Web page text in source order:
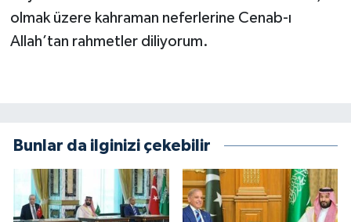
olmak üzere kahraman neferlerine Cenab-ı
Allah’tan rahmetler diliyorum.
Bunlar da ilginizi çekebilir